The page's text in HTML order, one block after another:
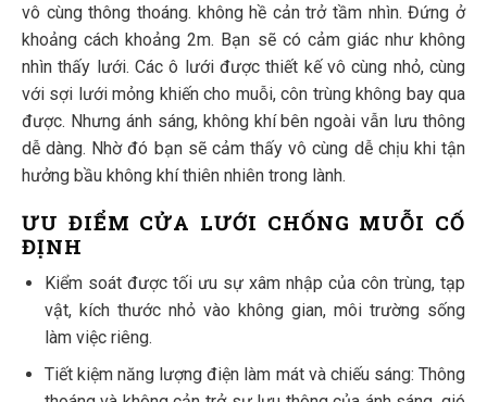
vô cùng thông thoáng. không hề cản trở tầm nhìn. Đứng ở
khoảng cách khoảng 2m. Bạn sẽ có cảm giác như không
nhìn thấy lưới. Các ô lưới được thiết kế vô cùng nhỏ, cùng
với sợi lưới mỏng khiến cho muỗi, côn trùng không bay qua
được. Nhưng ánh sáng, không khí bên ngoài vẫn lưu thông
dễ dàng. Nhờ đó bạn sẽ cảm thấy vô cùng dễ chịu khi tận
hưởng bầu không khí thiên nhiên trong lành.
ƯU ĐIỂM CỬA LƯỚI CHỐNG MUỖI CỐ
ĐỊNH
Kiểm soát được tối ưu sự xâm nhập của côn trùng, tạp
vật, kích thước nhỏ vào không gian, môi trường sống
làm việc riêng.
Tiết kiệm năng lượng điện làm mát và chiếu sáng: Thông